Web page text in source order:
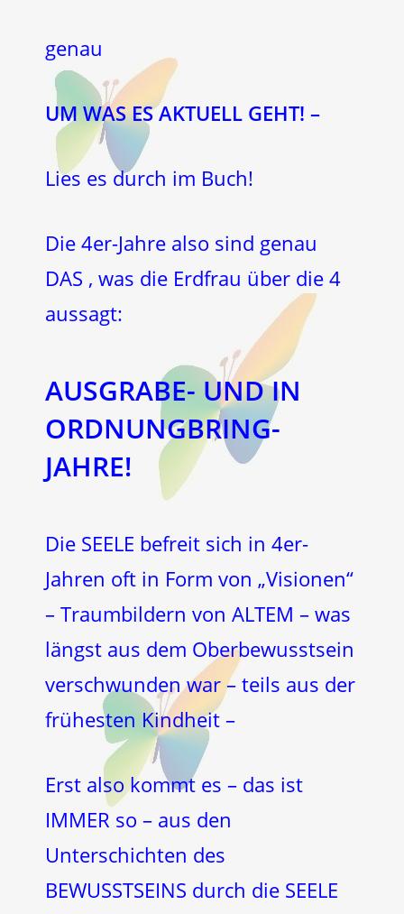
genau
UM WAS ES AKTUELL GEHT! –
Lies es durch im Buch!
Die 4er-Jahre also sind genau
DAS , was die Erdfrau über die 4
aussagt:
AUSGRABE- UND IN
ORDNUNGBRING-
JAHRE!
Die SEELE befreit sich in 4er-
Jahren oft in Form von „Visionen“
– Traumbildern von ALTEM – was
längst aus dem Oberbewusstsein
verschwunden war – teils aus der
frühesten Kindheit –
Erst also kommt es – das ist
IMMER so – aus den
Unterschichten des
BEWUSSTSEINS durch die SEELE